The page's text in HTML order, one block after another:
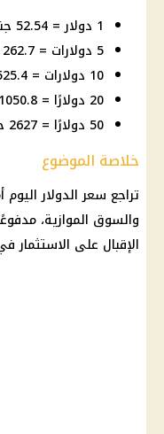
1 دولار = 52.54 جنيه
5 دولارات = 262.7 جنيه
10 دولارات = 525.4 جنيه
20 دولارًا = 1050.8 جنيه
50 دولارًا = 2627 جنيه
خلاصة الموضوع
تراجع سعر الدولار اليوم
والسوق الموازية،
الإقبال على الاستثمارفي